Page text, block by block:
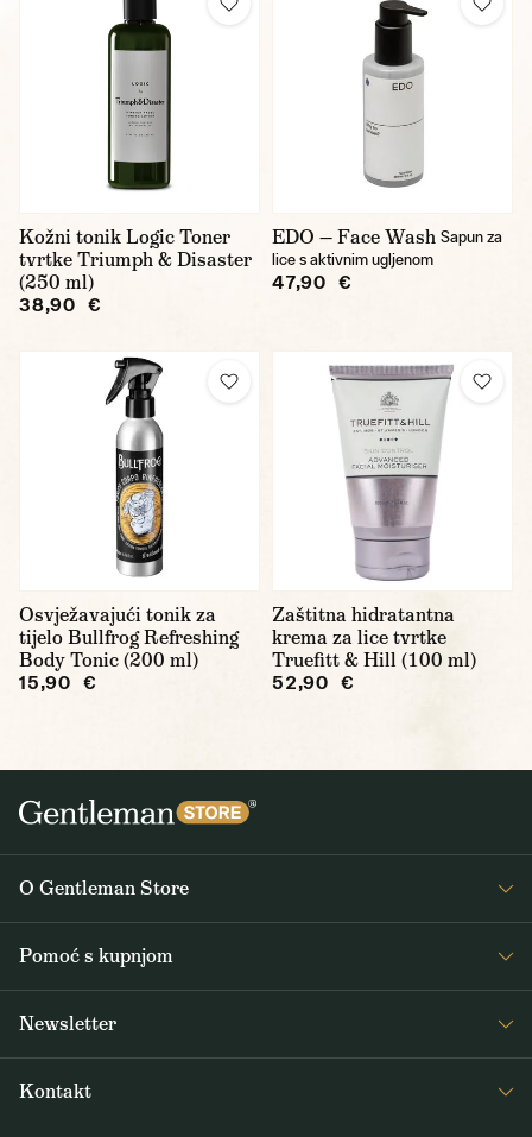
Kožni tonik Logic Toner
tvrtke Triumph & Disaster
(250 ml)
38,90 €
EDO — Face Wash Sapun za
lice s aktivnim ugljenom
47,90 €
Osvježavajući tonik za
tijelo Bullfrog Refreshing
Body Tonic (200 ml)
15,90 €
Zaštitna hidratantna
krema za lice tvrtke
Truefitt & Hill (100 ml)
52,90 €
O Gentleman Store
Pomoć s kupnjom
Opći uvjeti poslovanja
Newsletter
novim proizvodima i posebnim ponudama
Kontakt